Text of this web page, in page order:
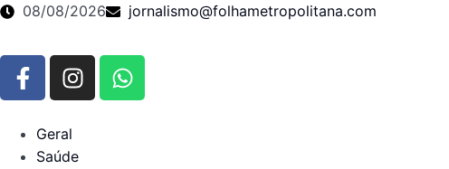
08/08/2026 jornalismo@folhametropolitana.com
Geral
Saúde